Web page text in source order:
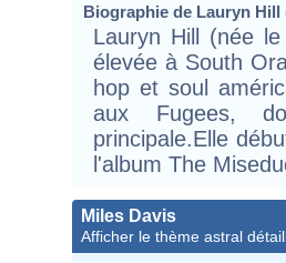
Biographie de Lauryn Hill
Lauryn Hill (née
élevée à South
hop et soul
aux Fugees,
principale.Elle
l'album The
Miles Davis
Afficher le thème astral